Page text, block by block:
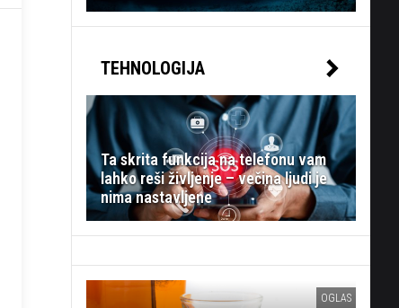
TEHNOLOGIJA
Ta skrita funkcija na telefonu vam
lahko reši življenje – večina ljudi je
nima nastavljene
OGLAS